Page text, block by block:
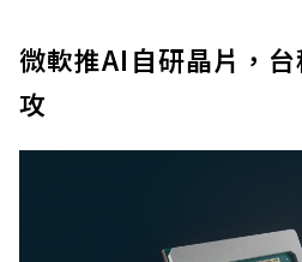
微軟推AI自研晶片，
攻